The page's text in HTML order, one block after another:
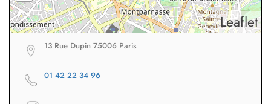
Leaflet
13 Rue Dupin 75006 Paris
01 42 22 34 96